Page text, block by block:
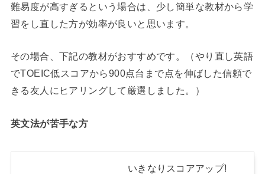
難易度が高すぎるという場合は、少し簡単な教材から学
習をし直した方が効率が良いと思います。
その場合、下記の教材がおすすめです。（やり直し英語
でTOEIC低スコアから900点台まで点を伸ばした信頼で
きる友人にヒアリングして厳選しました。）
英文法が苦手な方
いきなりスコアアップ!